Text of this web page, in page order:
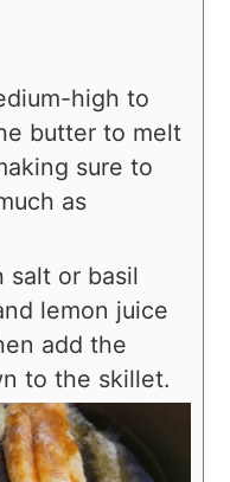
high to
butter to melt
sure to
as
salt or basil
lemon juice
add the
to the skillet.